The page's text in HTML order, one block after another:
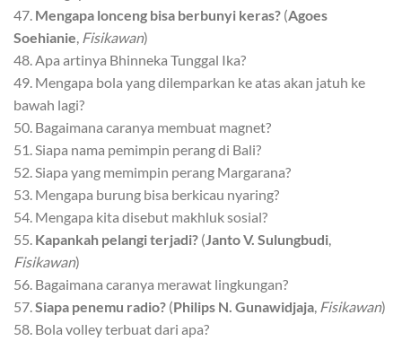
47. Mengapa lonceng bisa berbunyi keras? (Agoes
Soehianie Fisikawan)
48. Apa artinya Bhinneka Tunggal Ika?
49. Mengapa bola yang dilemparkan ke atas akan jatuh ke
bawah lagi?
50. Bagaimana caranya membuat magnet?
51. Siapa nama pemimpin perang di Bali?
52. Siapa yang memimpin perang Margarana?
53. Mengapa burung bisa berkicau nyaring?
54. Mengapa kita disebut makhluk sosial?
55. Kapankah pelangi terjadi? ( Janto V. Sulungbudi
Fisikawan)
56. Bagaimana caranya merawat lingkungan?
57. Siapa penemu radio? (Philips N. Gunawidjaja Fisikawan)
58. Bola volley terbuat dari apa?